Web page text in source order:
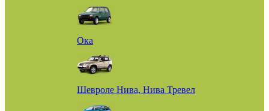
Ока
Шевроле Нива, Нива Тревел